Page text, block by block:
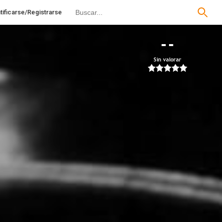
Registrarse
--
Sin valorar